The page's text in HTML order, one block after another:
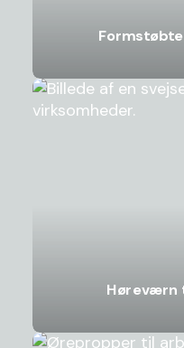
Høreværn